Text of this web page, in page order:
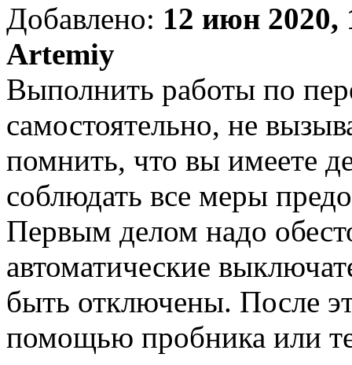
Добавлено: 12 июн 2020,
Artemiy
Выполнить работы по
самостоятельно, не
помнить, что вы имеете
соблюдать все меры
Первым делом надо
автоматические
быть отключены. После
помощью пробника или